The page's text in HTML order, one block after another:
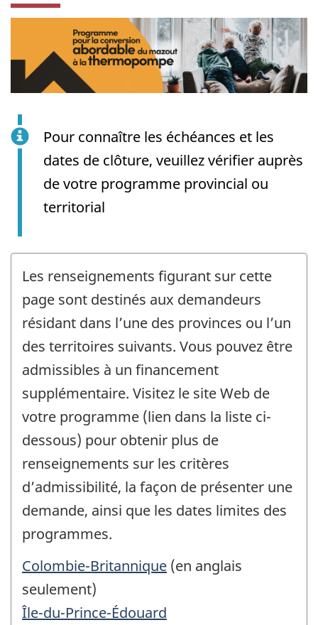
Pour connaître les échéances et les
dates de clôture, veuillez vérifier auprès
de votre programme provincial ou
territorial
Les renseignements figurant sur cette
page sont destinés aux demandeurs
résidant dans l’une des provinces ou l’un
des territoires suivants. Vous pouvez être
admissibles à un financement
supplémentaire. Visitez le site Web de
votre programme (lien dans la liste ci-
dessous) pour obtenir plus de
renseignements sur les critères
d’admissibilité, la façon de présenter une
demande, ainsi que les dates limites des
programmes.
Colombie-Britannique (en anglais
seulement)
Île-du-Prince-Édouard